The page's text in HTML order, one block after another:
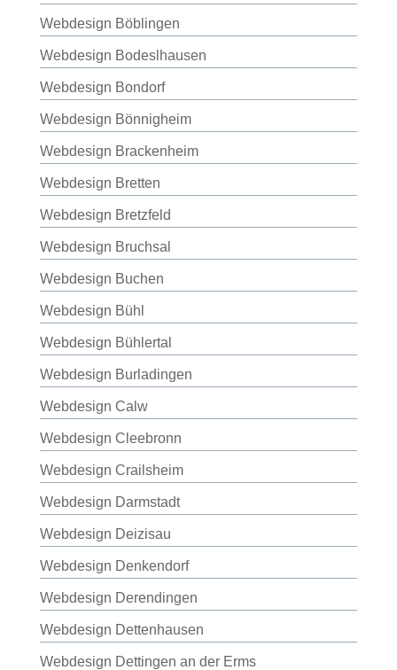
Webdesign Böblingen
Webdesign Bodeslhausen
Webdesign Bondorf
Webdesign Bönnigheim
Webdesign Brackenheim
Webdesign Bretten
Webdesign Bretzfeld
Webdesign Bruchsal
Webdesign Buchen
Webdesign Bühl
Webdesign Bühlertal
Webdesign Burladingen
Webdesign Calw
Webdesign Cleebronn
Webdesign Crailsheim
Webdesign Darmstadt
Webdesign Deizisau
Webdesign Denkendorf
Webdesign Derendingen
Webdesign Dettenhausen
Webdesign Dettingen an der Erms